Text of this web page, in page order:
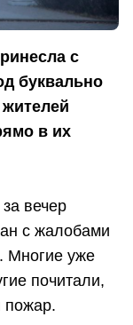
с
буквально
в их
вечер
с жалобами
Многие уже
почитали,
пожар.